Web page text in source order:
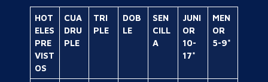
HOT
ELES
PRE
VIST
OS
CUA
DRU
PLE
TRI
PLE
DOB
LE
SEN
CILL
A
JUNI
OR
10-
17*
MEN
OR
5-9*